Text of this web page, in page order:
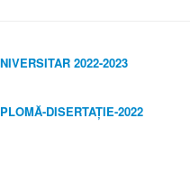
2022-2023
DISERTAȚIE-2022